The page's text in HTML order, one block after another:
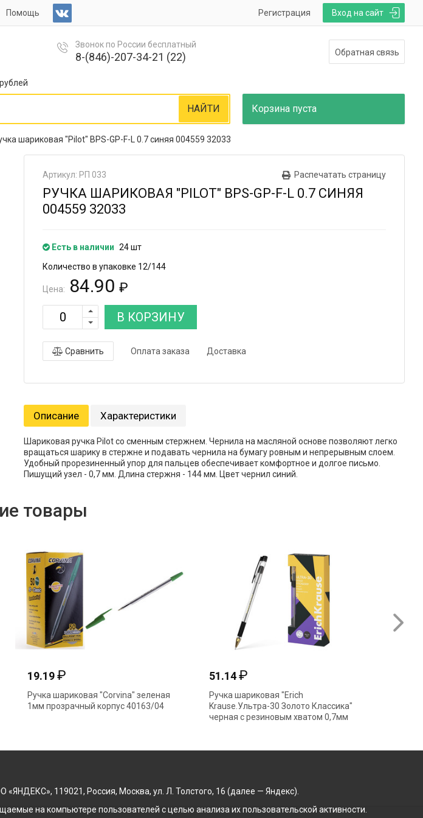
Вход на сайт
Регистрация
Помощь
Звонок по России бесплатный
8-(846)-207-34-21 (22) Обратная связь
Корзина пуста
НАЙТИ
шариковая "Pilot" BPS-GP-F-L 0.7 синяя 004559 32033
Распечатать страницу
Артикул: РП 033
РУЧКА ШАРИКОВАЯ "PILOT" BPS-GP-F-L 0.7 СИНЯЯ
004559 32033
Есть в наличии 24 шт
Количество в упаковке 12/144
Цена: 84.90 ₽
В КОРЗИНУ
Сравнить Оплата заказа Доставка
Описание Характеристики
Шариковая ручка Pilot со сменным стержнем. Чернила на масляной основе позволяют легко
вращаться шарику в стержне и подавать чернила на бумагу ровным и непрерывным слоем.
Удобный прорезиненный упор для пальцев обеспечивает комфортное и долгое письмо.
Пишущий узел - 0,7 мм. Длина стержня - 144 мм. Цвет чернил синий.
товары
19.19₽
Ручка шариковая "Corvina" зеленая
1мм прозрачный корпус 40163/04
51.14₽
Ручка шариковая "Erich
Krause.Ультра-30 Золото Классика"
черная с резиновым хватом 0,7мм
119021, Россия, Москва, ул. Л. Толстого, 16 (далее — Яндекс).
на компьютере пользователей с целью анализа их пользовательской активности.